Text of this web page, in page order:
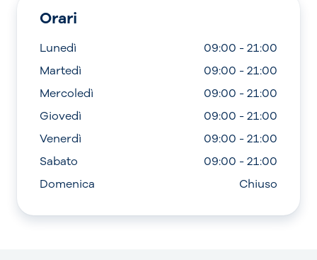
Orari
Lunedì
09:00 - 21:00
Martedì
09:00 - 21:00
Mercoledì
09:00 - 21:00
Giovedì
09:00 - 21:00
Venerdì
09:00 - 21:00
Sabato
09:00 - 21:00
Domenica
Chiuso